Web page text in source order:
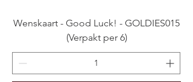
Wenskaart - Good Luck! - GOLDIES015
(Verpakt per 6)